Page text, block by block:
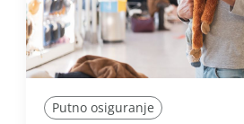
Putno osiguranje